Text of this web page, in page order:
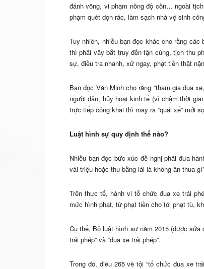
đánh võng, vi phạm nồng độ cồn… ngoài
phạm quét dọn rác, làm sạch nhà vệ sinh
Tuy nhiên, nhiều bạn đọc khác cho rằng các
thì phải vây bắt truy đến tận cùng, tịch thu
sự, điều tra nhanh, xử ngay, phạt tiền thật
Bạn đọc Văn Minh cho rằng “tham gia đua
người dân, hủy hoại kinh tế (vì chậm thời
trực tiếp công khai thì may ra “quái xế” mới
Luật hình sự quy định thế nào?
Nhiều bạn đọc bức xúc đề nghị phải đưa
vài triệu hoặc thu bằng lái là không ăn thua
Trên thực tế, hành vi tổ chức đua xe trái
mức hình phạt, từ phạt tiền cho tới phạt tù,
Cụ thể, Bộ luật hình sự năm 2015 (được sửa
trái phép” và “đua xe trái phép”.
Trong đó, điều 265 về tội “tổ chức đua xe